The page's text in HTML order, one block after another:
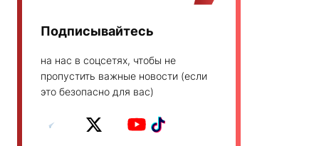
Подписывайтесь
на нас в соцсетях, чтобы не
пропустить важные новости (если
это безопасно для вас)